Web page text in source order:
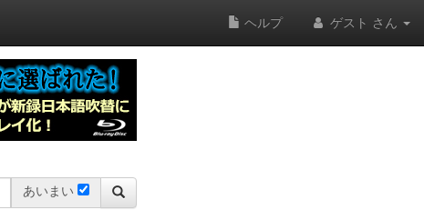
ヘルプ ゲスト さん
あいまい